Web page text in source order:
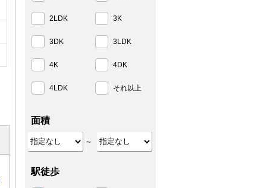
2LDK 3K
3DK 3LDK
4K 4DK
4LDK それ以上
面積
～
駅徒歩